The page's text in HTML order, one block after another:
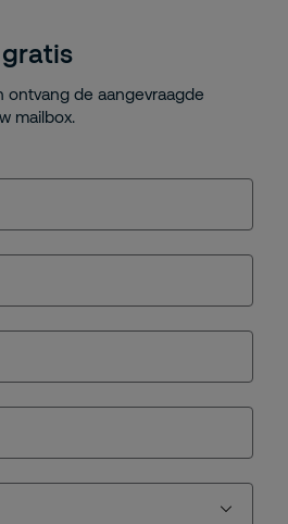
ontvang de aangevraagde
mailbox.